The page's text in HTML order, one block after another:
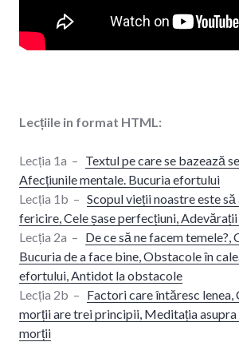
Lecțiile in format HTML:
Lecția 1a – Textul pe care se bazează
Afecțiunile mentale. Bucuria efortului
Lecția 1b – Scopul vieții noastre este să
fericire, Cele șase perfecțiuni,
Lecția 2a – De ce să ne facem temele?,
Bucuria de a face bine, Obstacole în
efortului, Antidot la obstacole
Lecția 2b – Factori care întăresc
morții are trei principii, Meditația
morții